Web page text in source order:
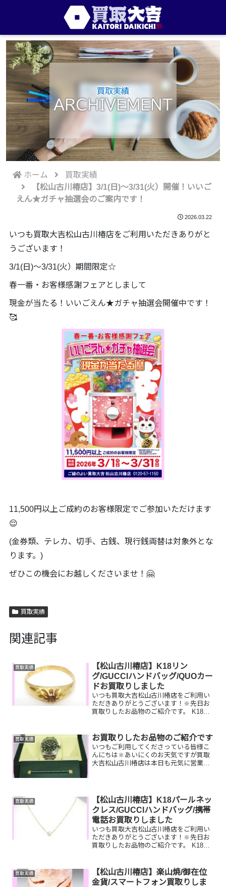
買取実績
ARCHIVEMENT
ホーム
買取実績
【松山古川椿店】3/1(日)～3/31(火）開催！いいご
えん★ガチャ抽選会のご案内です！
2026.03.22
いつも買取大吉松山古川椿店をご利用いただきありがと
うございます！
3/1(日)～3/31(火）期間限定☆
春一番・お客様感謝フェアとしまして
現金が当たる！いいごえん★ガチャ抽選会開催中です！
🥰
11,500円以上ご成約のお客様限定でご参加いただけます
😌
(金券類、テレカ、切手、古銭、現行銭両替は対象外とな
ります。)
ぜひこの機会にお越しくださいませ！🤗
買取実績
関連記事
買取実績
【松山古川椿店】K18リン
グ/GUCCIハンドバッグ/QUOカー
ドお買取りしました
いつも買取大吉松山古川椿店をご利用い
ただきありがとうございます！🔆先日お
買取りしたお品物のご紹介です。 K18リ
か？ぜひ買取大吉松山古川椿店にお査定
させてください...
買取実績 お買取りしたお品物のご紹介です
いつもご利用してくださっている皆様こ
んにちは🔆あいにくのお天気ですが買取
大吉松山古川椿店は本日も元気に営業し
松山古川椿店にお査定さ...
買取実績
【松山古川椿店】K18パールネッ
クレス/GUCCIハンドバッグ/携帯
電話お買取りしました
いつも買取大吉松山古川椿店をご利用い
ただきありがとうございます！🔆先日お
買取りしたお品物のご紹介です。 K18パ
ませんか？ぜひ買取大吉松山古川椿店に
お査定させてく...
買取実績
【松山古川椿店】楽山焼/御在位
金貨/スマートフォン買取りしま